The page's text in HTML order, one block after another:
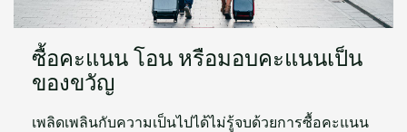
ซื้อคะแนน โอน หรือมอบคะแนนเป็น
ของขวัญ
เพลิดเพลินกับความเป็นไปได้ไม่รู้จบด้วยการซื้อคะแนน